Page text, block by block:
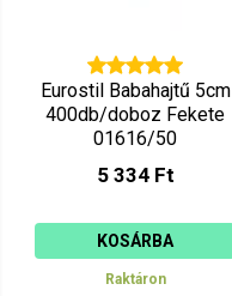
Eurostil Babahajtű 5cm
400db/doboz Fekete
01616/50
5 334 Ft
KOSÁRBA
Raktáron